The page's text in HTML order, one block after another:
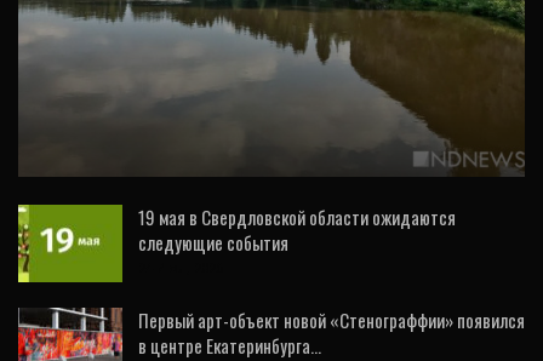
ОБЩЕСТВО
Туристы сообщили о гибели человека на
Чусовой из-за урагана
19 мая в Свердловской области ожидаются
следующие события
Первый арт-объект новой «Стенограффии» появился
в центре Екатеринбурга…